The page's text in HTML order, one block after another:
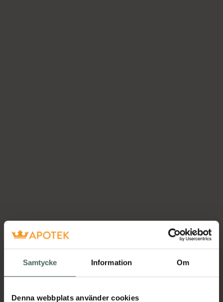
Samtycke Information Om
Denna webbplats använder cookies